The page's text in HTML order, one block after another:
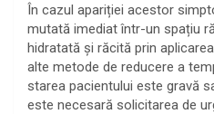
În cazul apariției acestor
mutată imediat într-un spațiu
hidratată și răcită prin
alte metode de reducere a
starea pacientului este gravă
este necesară solicitarea de